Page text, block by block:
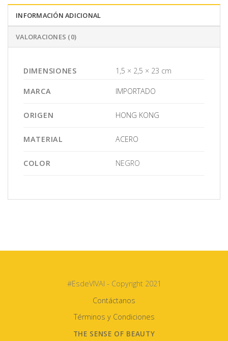
INFORMACIÓN ADICIONAL
VALORACIONES (0)
DIMENSIONES 1,5 × 2,5 × 23 cm
MARCA IMPORTADO
ORIGEN HONG KONG
MATERIAL ACERO
COLOR NEGRO
#EsdeVIVAI - Copyright 2021
Contáctanos
Términos y Condiciones
THE SENSE OF BEAUTY